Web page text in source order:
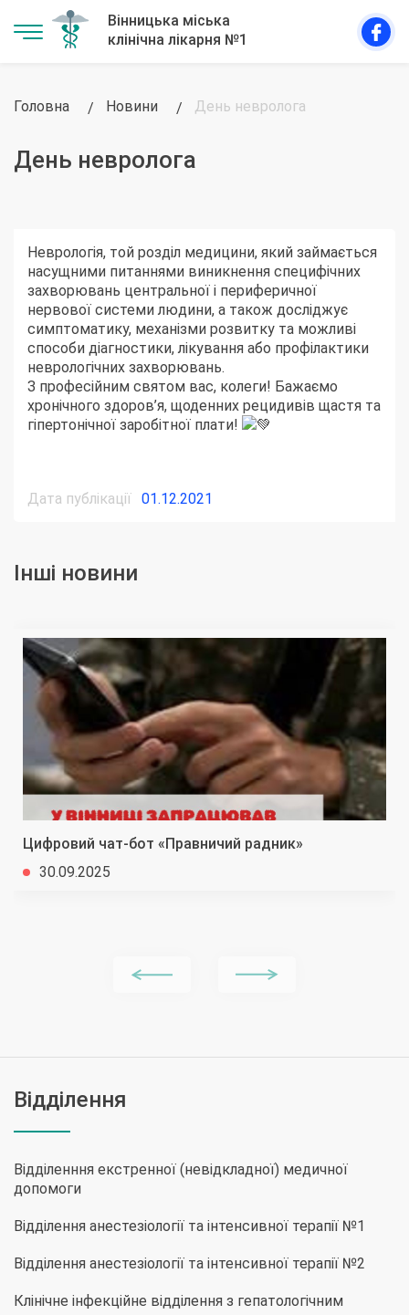
Головна Новини День невролога
День невролога
Неврологія, той розділ медицини, який займається
насущними питаннями виникнення специфічних
захворювань центральної і периферичної
нервової системи людини, а також досліджує
симптоматику, механізми розвитку та можливі
способи діагностики, лікування або профілактики
неврологічних захворювань.
З професійним святом вас, колеги! Бажаємо
хронічного здоров’я, щоденних рецидивів щастя та
гіпертонічної заробітної плати!
Дата публікації 01.12.2021
Інші новини
Цифровий чат-бот «Правничий радник»
30.09.2025
Відділення
Відділенння екстренної (невідкладної) медичної
допомоги
Відділення анестезіології та інтенсивної терапії №1
Відділення анестезіології та інтенсивної терапії №2
Клінічне інфекційне відділення з гепатологічним